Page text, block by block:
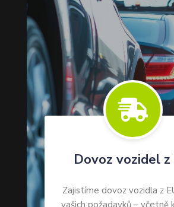

Dovoz vozidel z
Zajistíme dovoz vozidla z